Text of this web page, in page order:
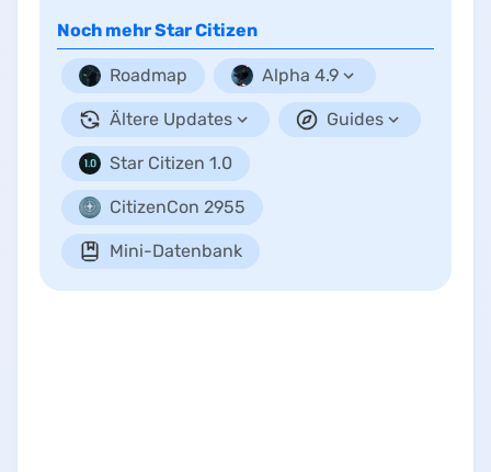
Noch mehrStar Citizen
Roadmap Alpha 4.9
Ältere Updates Guides
Star Citizen 1.0
CitizenCon 2955
Mini-Datenbank